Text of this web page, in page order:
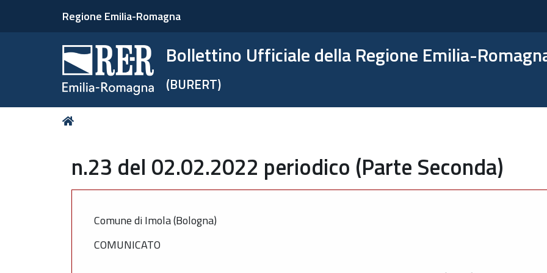
Regione Emilia-Romagna
Bollettino Ufficiale della Regione Emilia-
(BURERT)
Tu
n.23 del 02.02.2022 periodico (Parte Seconda)
Comune di Imola (Bologna)
COMUNICATO